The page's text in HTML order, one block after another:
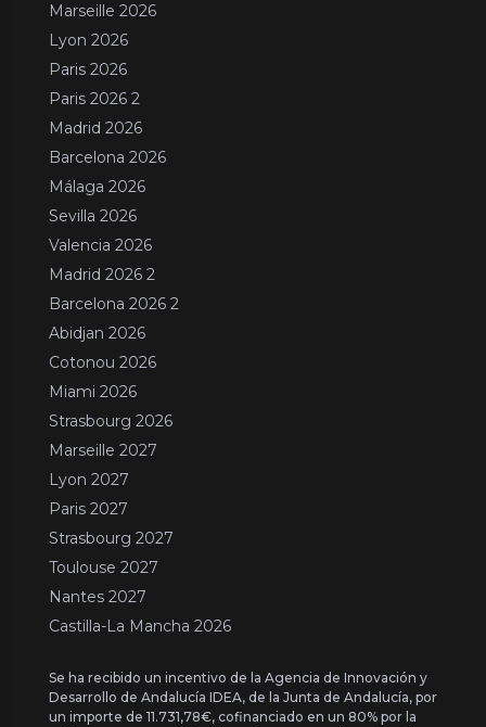
Marseille 2026
Lyon 2026
Paris 2026
Paris 2026 2
Madrid 2026
Barcelona 2026
Málaga 2026
Sevilla 2026
Valencia 2026
Madrid 2026 2
Barcelona 2026 2
Abidjan 2026
Cotonou 2026
Miami 2026
Strasbourg 2026
Marseille 2027
Lyon 2027
Paris 2027
Strasbourg 2027
Toulouse 2027
Nantes 2027
Castilla-La Mancha 2026
Se ha recibido un incentivo de la Agencia de Innovación y
Desarrollo de Andalucía IDEA, de la Junta de Andalucía, por
un importe de 11.731,78€, cofinanciado en un 80% por la